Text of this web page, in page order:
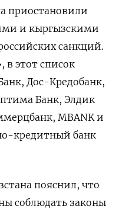
приостановили
и кыргызскими
санкций.
в этот список
Дос-Кредобанк,
Банк, Элдик
MBANK и
кредитный банк
пояснил, что
соблюдать законы